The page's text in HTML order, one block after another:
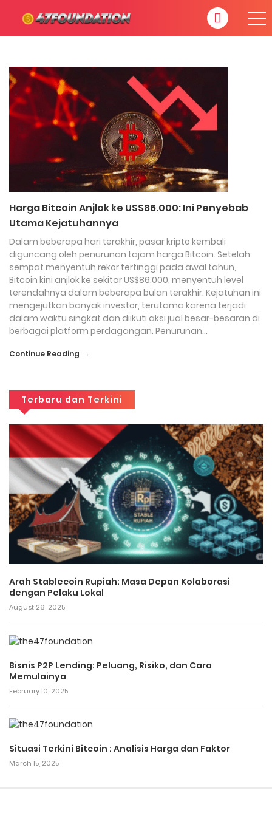
Harga Bitcoin Anjlok ke US$86.000: Ini Penyebab
Utama Kejatuhannya
Dalam beberapa hari terakhir, pasar kripto kembali
diguncang oleh penurunan tajam harga Bitcoin. Setelah
sempat menyentuh rekor tertinggi pada awal tahun,
Bitcoin kini anjlok ke sekitar US$86.000, menyentuh level
terendahnya dalam beberapa bulan terakhir. Kejatuhan ini
mengejutkan banyak investor, terutama karena terjadi
dalam waktu singkat dan diikuti aksi jual besar-besaran di
berbagai platform perdagangan. Penurunan…
Continue Reading →
Terbaru dan Terkini
Arah Stablecoin Rupiah: Masa Depan Kolaborasi
dengan Pelaku Lokal
August 26, 2025
Bisnis P2P Lending: Peluang, Risiko, dan Cara
Memulainya
February 10, 2025
Situasi Terkini Bitcoin : Analisis Harga dan Faktor
March 15, 2025